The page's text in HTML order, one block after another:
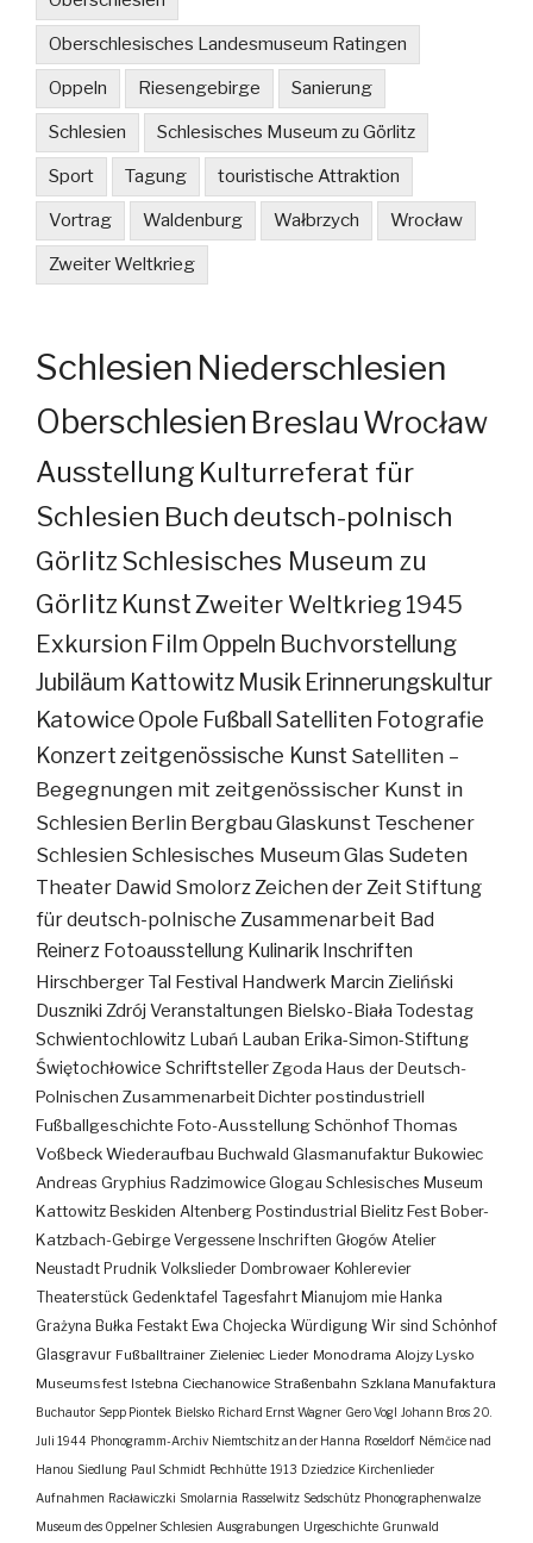
Oberschlesisches Landesmuseum Ratingen
Oppeln Riesengebirge Sanierung
Schlesien Schlesisches Museum zu Görlitz
Sport Tagung touristische Attraktion
Vortrag Waldenburg Wałbrzych Wrocław
Zweiter Weltkrieg
Schlesien Niederschlesien
Oberschlesien Breslau Wrocław
Ausstellung Kulturreferat für
Schlesien Buch deutsch-polnisch
GörlitzSchlesisches Museum zu
Görlitz KunstZweiter Weltkrieg 1945
Exkursion Film Oppeln Buchvorstellung
Jubiläum Kattowitz Musik Erinnerungskultur
KatowiceOpole FußballSatelliten Fotografie
Konzertzeitgenössische Kunst Satelliten –
Begegnungen mit zeitgenössischer Kunst in
Schlesien Berlin BergbauGlaskunst Teschener
Schlesien Schlesisches MuseumGlas Sudeten
Theater Dawid SmolorzZeichen der Zeit Stiftung
für deutsch-polnische Zusammenarbeit Bad
Reinerz Fotoausstellung Kulinarik Inschriften
Hirschberger Tal Festival Handwerk Marcin Zieliński
Duszniki Zdrój Veranstaltungen Bielsko-Biała Todestag
Schwientochlowitz Lubań Lauban Erika-Simon-Stiftung
Świętochłowice SchriftstellerZgoda Haus der Deutsch-
Polnischen ZusammenarbeitDichterpostindustriell
Fußballgeschichte Foto-AusstellungSchönhofThomas
VoßbeckWiederaufbau Buchwald Glasmanufaktur Bukowiec
Andreas Gryphius Radzimowice Glogau Schlesisches Museum
Kattowitz Beskiden Altenberg Postindustrial Bielitz Fest Bober-
Katzbach-Gebirge Vergessene Inschriften Głogów Atelier
Neustadt Prudnik Volkslieder Dombrowaer Kohlerevier
Theaterstück Gedenktafel Tagesfahrt Mianujom mie Hanka
Grażyna Bułka Festakt Ewa Chojecka Würdigung Wir sind Schönhof
Glasgravur Fußballtrainer Zieleniec Lieder Monodrama Alojzy Lysko
Museumsfest Istebna Ciechanowice Straßenbahn Szklana Manufaktura
Buchautor Sepp Piontek Bielsko Richard Ernst Wagner Gero Vogl Johann Bros 20.
Juli 1944 Phonogramm-Archiv Niemtschitz an der Hanna Roseldorf Némčice nad
Hanou Siedlung Paul Schmidt Pechhütte 1913 Dziedzice Kirchenlieder
Aufnahmen Racławiczki Smolarnia Rasselwitz Sedschütz Phonographenwalze
Museum des Oppelner Schlesien Ausgrabungen Urgeschichte Grunwald